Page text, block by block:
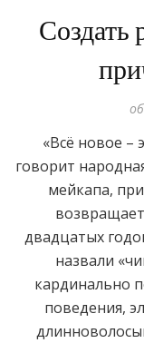
«Всё новое –
говорит
мейкапа,
двадцатых
назвали
кардинально
поведения,